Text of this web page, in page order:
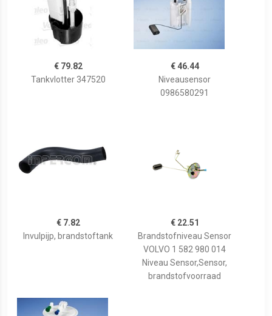
€ 79.82
Tankvlotter 347520
€ 46.44
Niveausensor
0986580291
€ 7.82
Invulpijp, brandstoftank
€ 22.51
Brandstofniveau Sensor
VOLVO 1 582 980 014
Niveau Sensor,Sensor,
brandstofvoorraad